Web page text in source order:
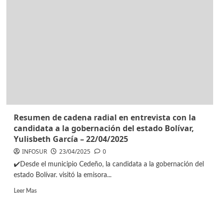
Resumen de cadena radial en entrevista con la
candidata a la gobernación del estado Bolívar,
Yulisbeth García – 22/04/2025
INFOSUR 23/04/2025 0
✔️Desde el municipio Cedeño, la candidata a la gobernación del
estado Bolívar. visitó la emisora...
Leer Mas